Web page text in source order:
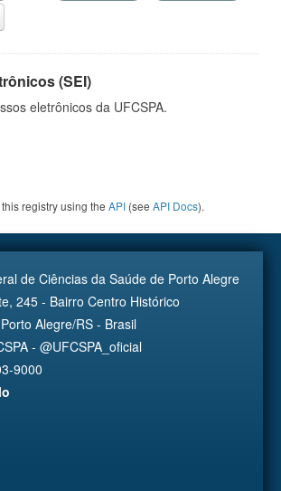
(SEI)
eletrônicos da UFCSPA.
registry using the API (see API Docs).
de Ciências da Saúde de Porto Alegre
245 - Bairro Centro Histórico
Alegre/RS - Brasil
- @UFCSPA_oficial
9000